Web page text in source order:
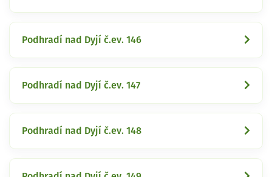
Podhradí nad Dyjí č.ev. 146
Podhradí nad Dyjí č.ev. 147
Podhradí nad Dyjí č.ev. 148